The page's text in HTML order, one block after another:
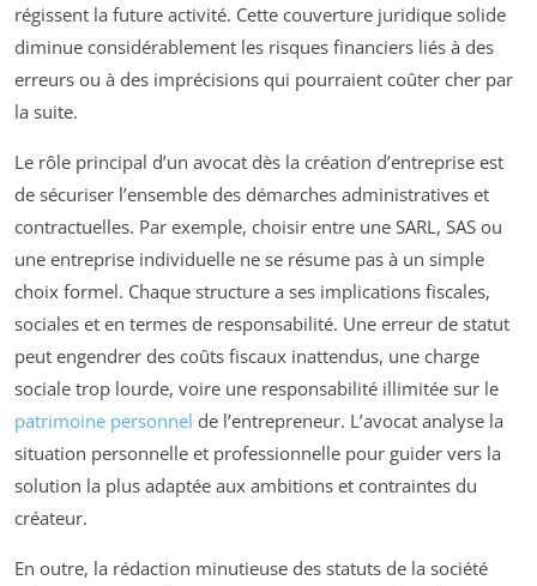
régissent la future activité. Cette couverture juridique solide
diminue considérablement les risques financiers liés à des
erreurs ou à des imprécisions qui pourraient coûter cher par
la suite.
Le rôle principal d’un avocat dès la création d’entreprise est
de sécuriser l’ensemble des démarches administratives et
contractuelles. Par exemple, choisir entre une SARL, SAS ou
une entreprise individuelle ne se résume pas à un simple
choix formel. Chaque structure a ses implications fiscales,
sociales et en termes de responsabilité. Une erreur de statut
peut engendrer des coûts fiscaux inattendus, une charge
sociale trop lourde, voire une responsabilité illimitée sur le
patrimoine personnel de l’entrepreneur. L’avocat analyse la
situation personnelle et professionnelle pour guider vers la
solution la plus adaptée aux ambitions et contraintes du
créateur.
En outre, la rédaction minutieuse des statuts de la société